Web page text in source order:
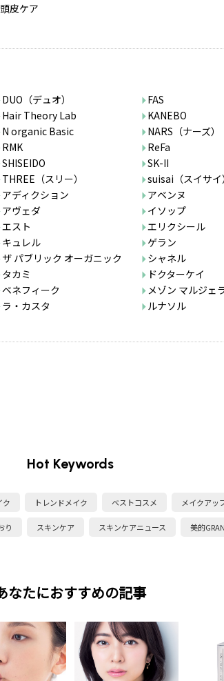
頭皮ケア
DUO（デュオ）
FAS
Hair Theory Lab
KANEBO
N organic Basic
NARS（ナーズ）
RMK
ReFa
SHISEIDO
SK-II
THREE（スリー）
suisai（スイサイ
アディクション
アベンヌ
アヴェダ
イソップ
エスト
エリクシール
キュレル
ゲラン
ザ パブリック オーガニック
シャネル
タカミ
ドクターケイ
ベネフィーク
メゾン マルジェ
ラ・カスタ ルナソル
Hot Keywords
ク トレンドメイク ベストコスメ メイクアッ
り スキンケア スキンケアニュース 美的
なたにおすすめの記事